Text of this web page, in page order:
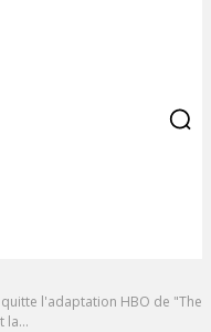
l'adaptation HBO de "The
la...